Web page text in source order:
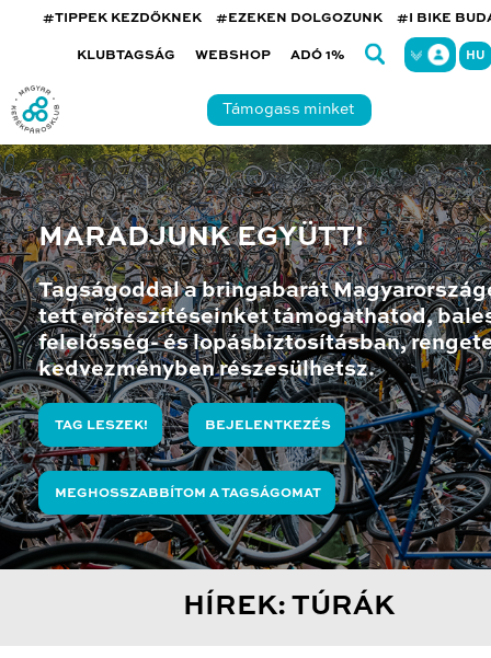
#TIPPEK KEZDŐKNEK #EZEKEN DOLGOZUNK #I BIKE
KLUBTAGSÁG WEBSHOP ADÓ 1% HU
Támogass minket
MARADJUNK EGYÜTT!
Tagságoddal a bringabarát
tett erőfeszítéseinket támogathatod,
felelősség- és lopásbiztosításban,
kedvezményben részesülhetsz.
TAG LESZEK! BEJELENTKEZÉS
MEGHOSSZABBÍTOM A TAGSÁGOMAT
HÍREK: TÚRÁK